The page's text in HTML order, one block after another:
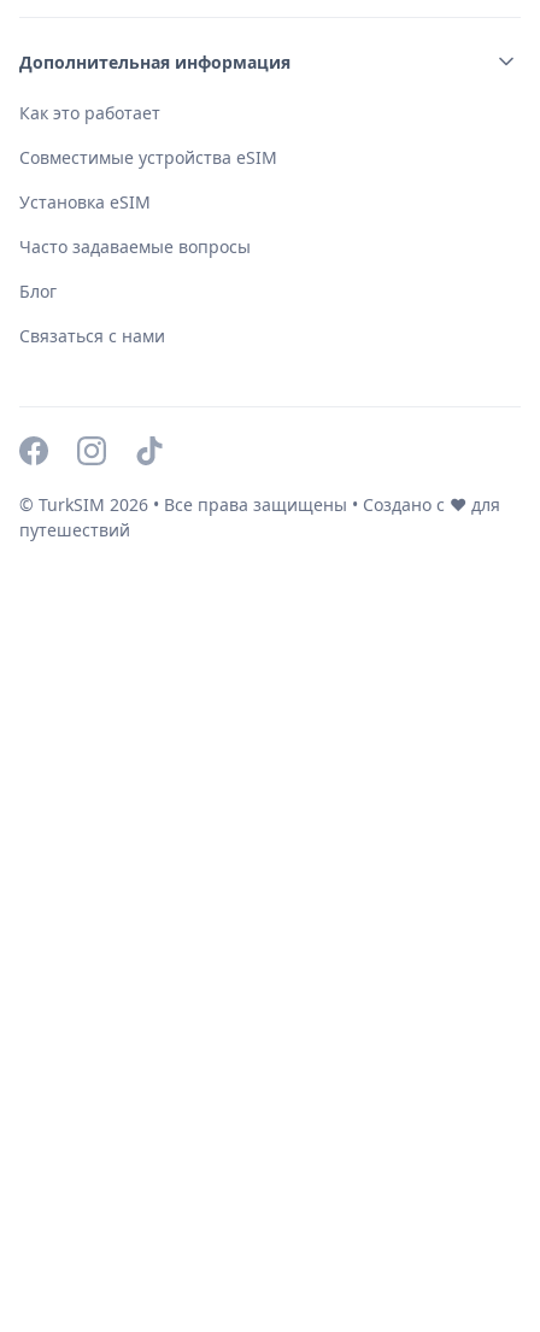
Дополнительная информация
Как это работает
Совместимые устройства eSIM
Установка eSIM
Часто задаваемые вопросы
Блог
Связаться с нами
© TurkSIM 2026 • Все права защищены • Создано с ❤️ для
путешествий